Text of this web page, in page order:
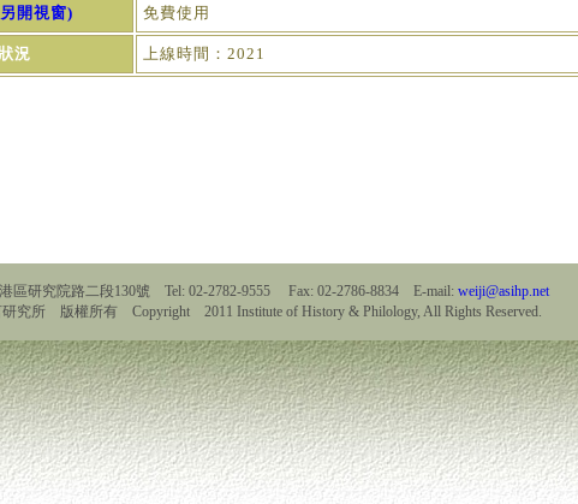
開視窗) 免費使用
況 上線時間：2021
區研究院路二段130號 Tel: 02-2782-9555 Fax: 02-2786-8834 E-mail: weiji@asihp.net
究所 版權所有 Copyright 2011 Institute of History & Philology, All Rights Reserved.